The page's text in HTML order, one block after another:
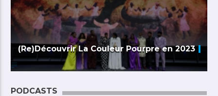
(Re)Découvrir La Couleur Pourpre en 2023
PODCASTS